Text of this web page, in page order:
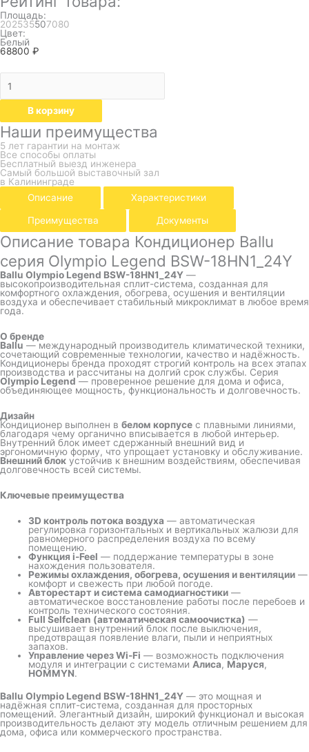
Площадь:
202535507080
Цвет:
Белый
68800 ₽
В корзину
Наши преимущества
5 лет гарантии на монтаж
Все способы оплаты
Бесплатный выезд инженера
Самый большой выставочный зал
в Калининграде
Описание
Характеристики
Преимущества Документы
Описание товара Кондиционер Ballu
серия Olympio Legend BSW-18HN1_24Y
Ballu Olympio Legend BSW-18HN1_24Y —
высокопроизводительная сплит-система, созданная для
комфортного охлаждения, обогрева, осушения и вентиляции
воздуха и обеспечивает стабильный микроклимат в любое время
года.
О бренде
Ballu — международный производитель климатической техники,
сочетающий современные технологии, качество и надёжность.
Кондиционеры бренда проходят строгий контроль на всех этапах
производства и рассчитаны на долгий срок службы. Серия
Olympio Legend— проверенное решение для дома и офиса,
объединяющее мощность, функциональность и долговечность.
Дизайн
Кондиционер выполнен в белом корпусе с плавными линиями,
благодаря чему органично вписывается в любой интерьер.
Внутренний блок имеет сдержанный внешний вид и
эргономичную форму, что упрощает установку и обслуживание.
Внешний блок устойчив к внешним воздействиям, обеспечивая
долговечность всей системы.
Ключевые преимущества
3D контроль потока воздуха — автоматическая
регулировка горизонтальных и вертикальных жалюзи для
равномерного распределения воздуха по всему
помещению.
Функция i-Feel — поддержание температуры в зоне
нахождения пользователя.
Режимы охлаждения, обогрева, осушения и вентиляции —
комфорт и свежесть при любой погоде.
Авторестарт и система самодиагностики —
автоматическое восстановление работы после перебоев и
контроль технического состояния.
Full Selfclean (автоматическая самоочистка) —
высушивает внутренний блок после выключения,
предотвращая появление влаги, пыли и неприятных
запахов.
Управление через Wi-Fi — возможность подключения
модуля и интеграции с системами Алиса, Маруся,
HOMMYN.
Ballu Olympio Legend BSW-18HN1_24Y — это мощная и
надёжная сплит-система, созданная для просторных
помещений. Элегантный дизайн, широкий функционал и высокая
производительность делают эту модель отличным решением для
дома, офиса или коммерческого пространства.